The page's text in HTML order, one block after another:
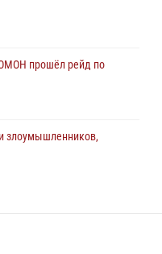
прошёл рейд по
злоумышленников,